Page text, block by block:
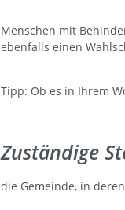
Menschen mit
ebenfalls einen
Tipp: Ob es in Ihrem
Zuständige
die Gemeinde, in